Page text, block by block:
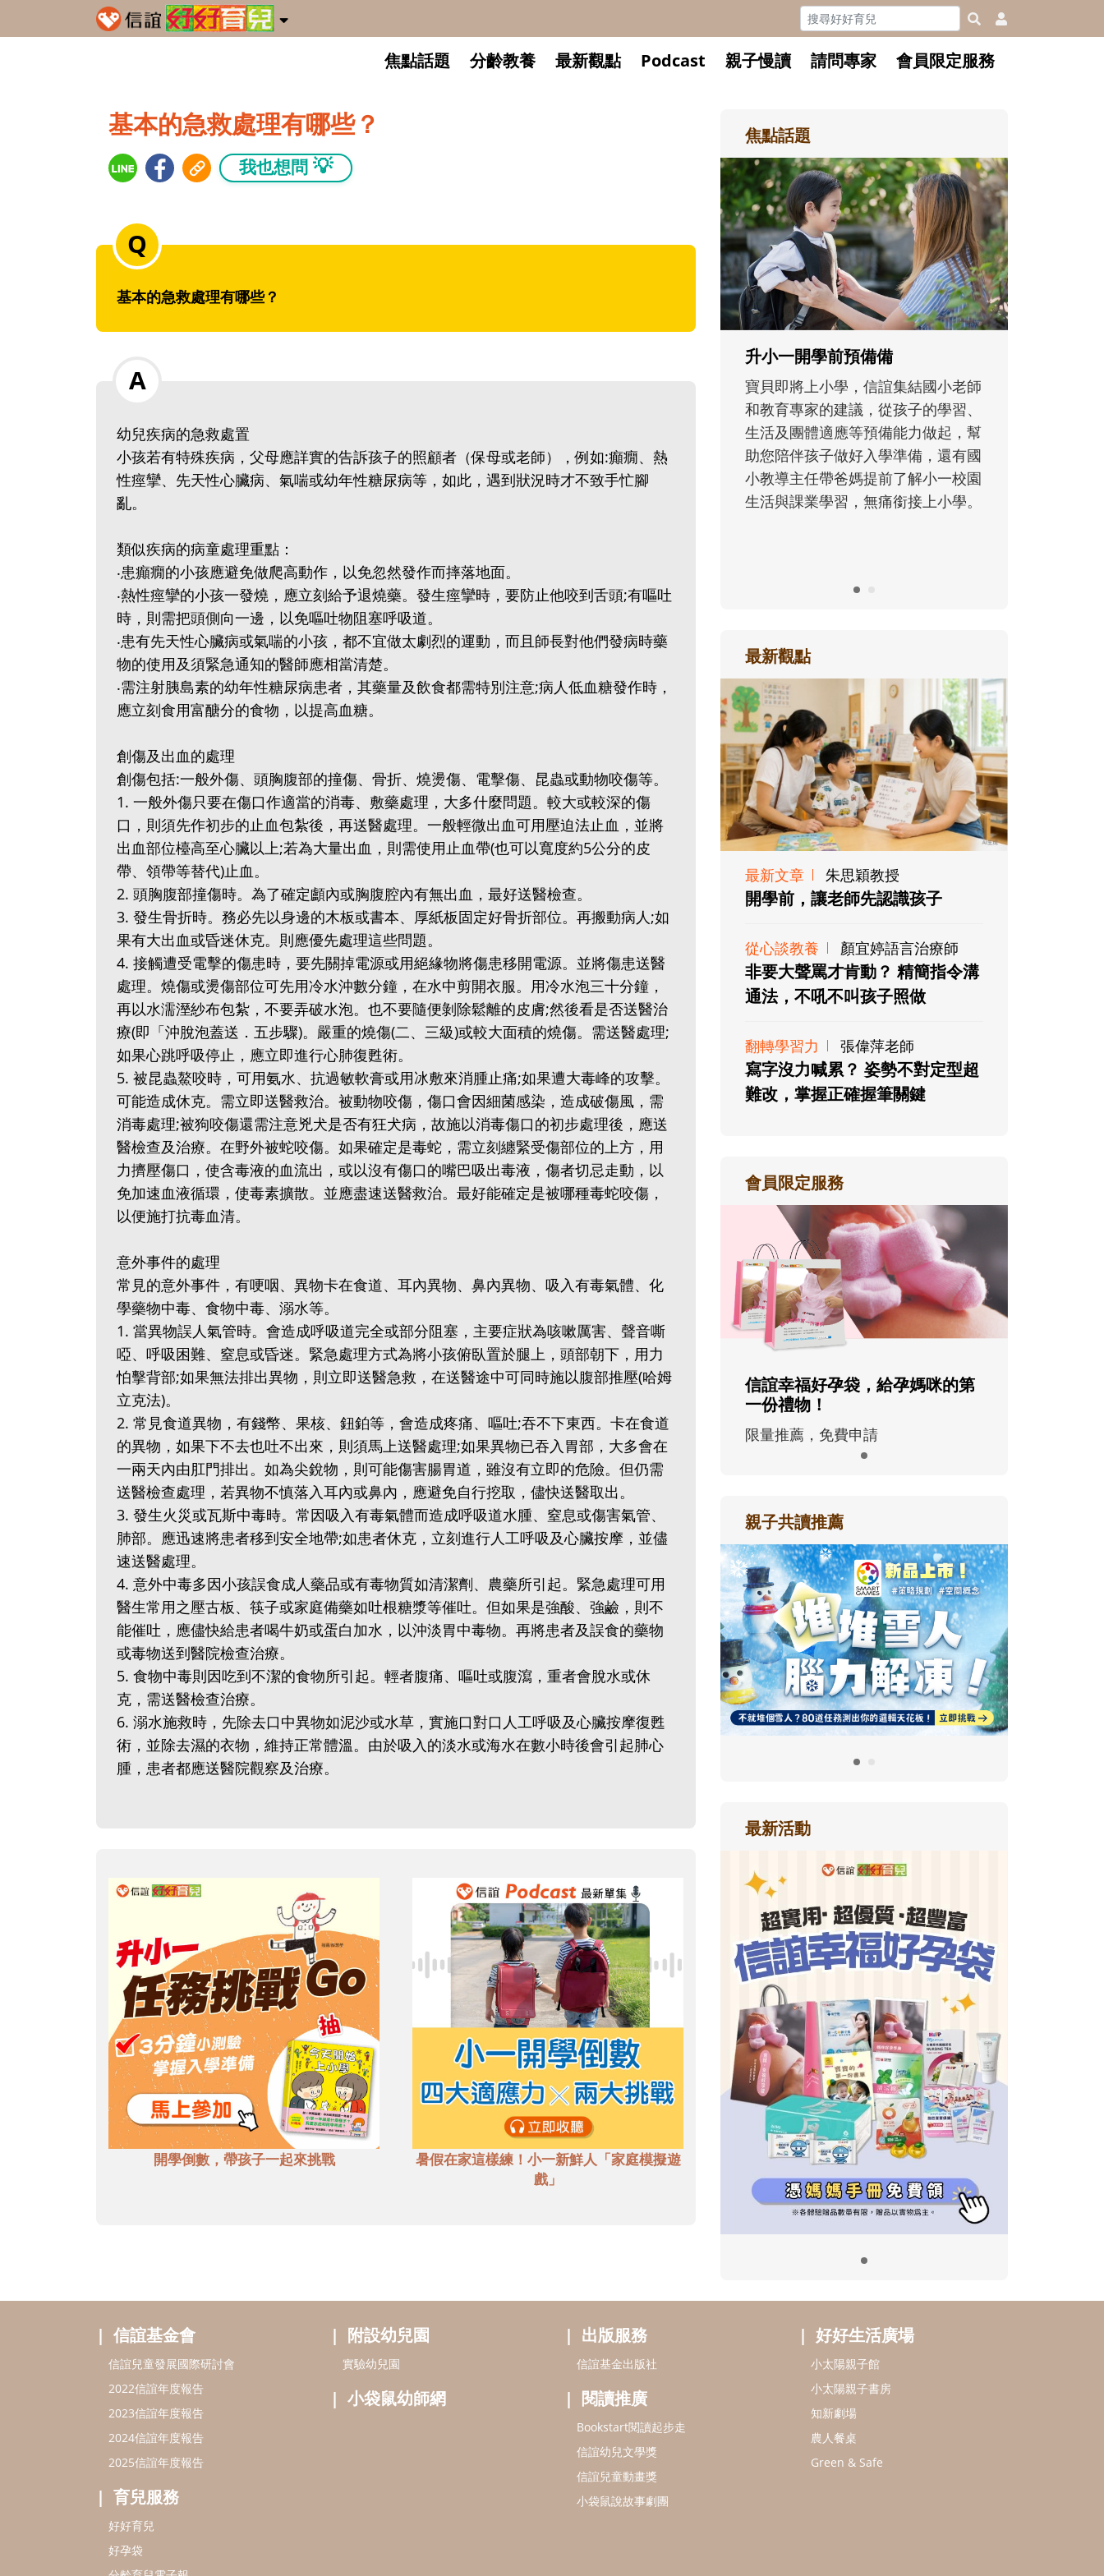
焦點話題 分齡教養 最新觀點 Podcast 親子慢讀 請問專家 會員限定服務
基本的急救處理有哪些？
我也想問 💡
基本的急救處理有哪些？
幼兒疾病的急救處置
小孩若有特殊疾病，父母應詳實的告訴孩子的照顧者（保母或老師），例如:癲癇、熱
性痙攣、先天性心臟病、氣喘或幼年性糖尿病等，如此，遇到狀況時才不致手忙腳
亂。
類似疾病的病童處理重點：
‧患癲癇的小孩應避免做爬高動作，以免忽然發作而摔落地面。
‧熱性痙攣的小孩一發燒，應立刻給予退燒藥。發生痙攣時，要防止他咬到舌頭;有嘔吐
時，則需把頭側向一邊，以免嘔吐物阻塞呼吸道。
‧患有先天性心臟病或氣喘的小孩，都不宜做太劇烈的運動，而且師長對他們發病時藥
物的使用及須緊急通知的醫師應相當清楚。
‧需注射胰島素的幼年性糖尿病患者，其藥量及飲食都需特別注意;病人低血糖發作時，
應立刻食用富醣分的食物，以提高血糖。
創傷及出血的處理
創傷包括:一般外傷、頭胸腹部的撞傷、骨折、燒燙傷、電擊傷、昆蟲或動物咬傷等。
1. 一般外傷只要在傷口作適當的消毒、敷藥處理，大多什麼問題。較大或較深的傷
口，則須先作初步的止血包紮後，再送醫處理。一般輕微出血可用壓迫法止血，並將
出血部位檯高至心臟以上;若為大量出血，則需使用止血帶(也可以寬度約5公分的皮
帶、領帶等替代)止血。
2. 頭胸腹部撞傷時。為了確定顱內或胸腹腔內有無出血，最好送醫檢查。
3. 發生骨折時。務必先以身邊的木板或書本、厚紙板固定好骨折部位。再搬動病人;如
果有大出血或昏迷休克。則應優先處理這些問題。
4. 接觸遭受電擊的傷患時，要先關掉電源或用絕緣物將傷患移開電源。並將傷患送醫
處理。燒傷或燙傷部位可先用冷水沖數分鐘，在水中剪開衣服。用冷水泡三十分鐘，
再以水濡溼紗布包紮，不要弄破水泡。也不要隨便剝除鬆離的皮膚;然後看是否送醫治
療(即「沖脫泡蓋送．五步驟)。嚴重的燒傷(二、三級)或較大面積的燒傷。需送醫處理;
如果心跳呼吸停止，應立即進行心肺復甦術。
5. 被昆蟲鰲咬時，可用氨水、抗過敏軟膏或用冰敷來消腫止痛;如果遭大毒峰的攻擊。
可能造成休克。需立即送醫救治。被動物咬傷，傷口會因細菌感染，造成破傷風，需
消毒處理;被狗咬傷還需注意兇犬是否有狂犬病，故施以消毒傷口的初步處理後，應送
醫檢查及治療。在野外被蛇咬傷。如果確定是毒蛇，需立刻纏緊受傷部位的上方，用
力擠壓傷口，使含毒液的血流出，或以沒有傷口的嘴巴吸出毒液，傷者切忌走動，以
免加速血液循環，使毒素擴散。並應盡速送醫救治。最好能確定是被哪種毒蛇咬傷，
以便施打抗毒血清。
意外事件的處理
常見的意外事件，有哽咽、異物卡在食道、耳內異物、鼻內異物、吸入有毒氣體、化
學藥物中毒、食物中毒、溺水等。
1. 當異物誤人氣管時。會造成呼吸道完全或部分阻塞，主要症狀為咳嗽厲害、聲音嘶
啞、呼吸困難、窒息或昏迷。緊急處理方式為將小孩俯臥置於腿上，頭部朝下，用力
怕擊背部;如果無法排出異物，則立即送醫急救，在送醫途中可同時施以腹部推壓(哈姆
立克法)。
2. 常見食道異物，有錢幣、果核、鈕鉑等，會造成疼痛、嘔吐;吞不下東西。卡在食道
的異物，如果下不去也吐不出來，則須馬上送醫處理;如果異物已吞入胃部，大多會在
一兩天內由肛門排出。如為尖銳物，則可能傷害腸胃道，雖沒有立即的危險。但仍需
送醫檢查處理，若異物不慎落入耳內或鼻內，應避免自行挖取，儘快送醫取出。
3. 發生火災或瓦斯中毒時。常因吸入有毒氣體而造成呼吸道水腫、窒息或傷害氣管、
肺部。應迅速將患者移到安全地帶;如患者休克，立刻進行人工呼吸及心臟按摩，並儘
速送醫處理。
4. 意外中毒多因小孩誤食成人藥品或有毒物質如清潔劑、農藥所引起。緊急處理可用
醫生常用之壓古板、筷子或家庭備藥如吐根糖漿等催吐。但如果是強酸、強鹼，則不
能催吐，應儘快給患者喝牛奶或蛋白加水，以沖淡胃中毒物。再將患者及誤食的藥物
或毒物送到醫院檢查治療。
5. 食物中毒則因吃到不潔的食物所引起。輕者腹痛、嘔吐或腹瀉，重者會脫水或休
克，需送醫檢查治療。
6. 溺水施救時，先除去口中異物如泥沙或水草，實施口對口人工呼吸及心臟按摩復甦
術，並除去濕的衣物，維持正常體溫。由於吸入的淡水或海水在數小時後會引起肺心
腫，患者都應送醫院觀察及治療。
開學倒數，帶孩子一起來挑戰
暑假在家這樣練！小一新鮮人「家庭模擬遊
戲」
焦點話題
升小一開學前預備備
寶貝即將上小學，信誼集結國小老師
和教育專家的建議，從孩子的學習、
生活及團體適應等預備能力做起，幫
助您陪伴孩子做好入學準備，還有國
小教導主任帶爸媽提前了解小一校園
生活與課業學習，無痛銜接上小學。
最新觀點
最新文章 朱思穎教授
開學前，讓老師先認識孩子
從心談教養 顏宜婷語言治療師
非要大聲罵才肯動？ 精簡指令溝
通法，不吼不叫孩子照做
翻轉學習力 張偉萍老師
寫字沒力喊累？ 姿勢不對定型超
難改，掌握正確握筆關鍵
會員限定服務
信誼幸福好孕袋，給孕媽咪的第
一份禮物！
限量推薦，免費申請
親子共讀推薦
最新活動
信誼基金會
信誼兒童發展國際研討會
2022信誼年度報告
2023信誼年度報告
2024信誼年度報告
2025信誼年度報告
育兒服務
好好育兒
好孕袋
附設幼兒園
實驗幼兒園
小袋鼠幼師網
出版服務
信誼基金出版社
閱讀推廣
Bookstart閱讀起步走
信誼幼兒文學獎
信誼兒童動畫獎
小袋鼠說故事劇團
好好生活廣場
小太陽親子館
小太陽親子書房
知新劇場
農人餐桌
Green & Safe